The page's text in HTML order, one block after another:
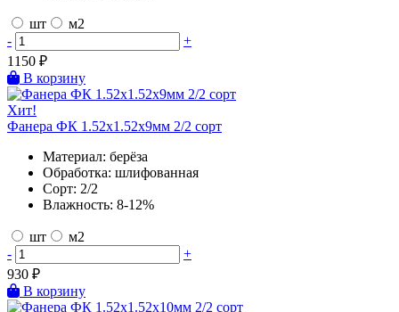
шт
м2
-
+
1150 ₽
В корзину
Хит!
Фанера ФК 1.52х1.52х9мм 2/2 сорт
Материал: берёза
Обработка: шлифованная
Сорт: 2/2
Влажность: 8-12%
шт
м2
-
+
930 ₽
В корзину